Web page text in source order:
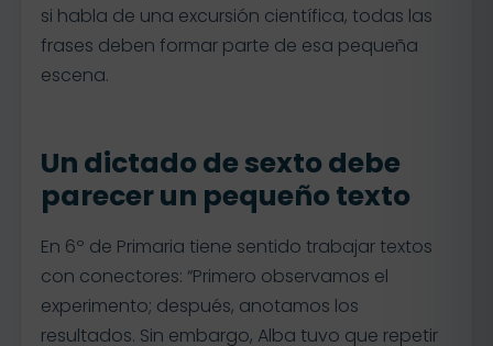
si habla de una excursión científica, todas las
frases deben formar parte de esa pequeña
escena.
Un dictado de sexto debe
parecer un pequeño texto
En 6º de Primaria tiene sentido trabajar textos
con conectores: “Primero observamos el
experimento; después, anotamos los
resultados. Sin embargo, Alba tuvo que repetir